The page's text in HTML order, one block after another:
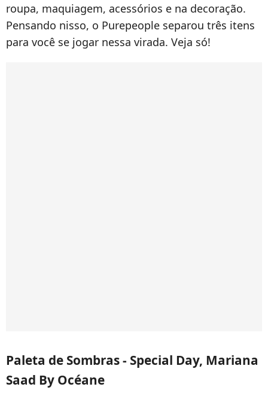
roupa, maquiagem, acessórios e na decoração.
Pensando nisso, o Purepeople separou três itens
para você se jogar nessa virada. Veja só!
Paleta de Sombras - Special Day, Mariana
Saad By Océane